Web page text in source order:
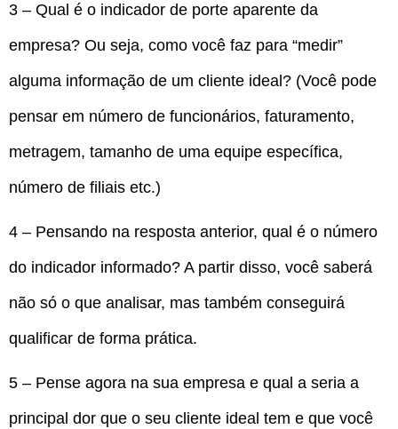
3 – Qual é o indicador de porte aparente da
empresa? Ou seja, como você faz para “medir”
alguma informação de um cliente ideal? (Você pode
pensar em número de funcionários, faturamento,
metragem, tamanho de uma equipe específica,
número de filiais etc.)
4 – Pensando na resposta anterior, qual é o número
do indicador informado? A partir disso, você saberá
não só o que analisar, mas também conseguirá
qualificar de forma prática.
5 – Pense agora na sua empresa e qual a seria a
principal dor que o seu cliente ideal tem e que você